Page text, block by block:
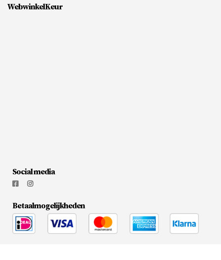
WebwinkelKeur
Social media
Betaalmogelijkheden